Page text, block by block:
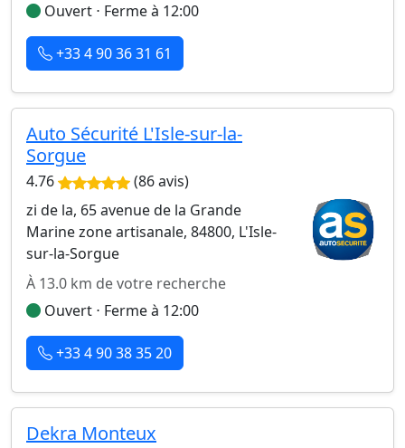
Ouvert ⋅ Ferme à 12:00
+33 4 90 36 31 61
Auto Sécurité L'Isle-sur-la-
Sorgue
4.76
(86 avis)
zi de la, 65 avenue de la Grande
Marine zone artisanale, 84800, L'Isle-
sur-la-Sorgue
À 13.0 km de votre recherche
Ouvert ⋅ Ferme à 12:00
+33 4 90 38 35 20
Dekra Monteux